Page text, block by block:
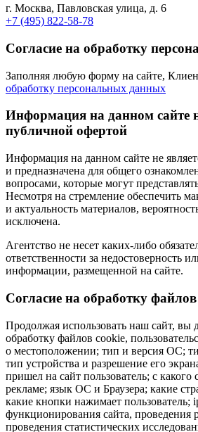
г. Москва, Павловская улица, д. 6
+7 (495) 822-58-78
Согласие на обработку
Заполняя любую форму на сайте,
обработку персональных данных
Информация на данном сайте
публичной офертой
Информация на данном сайте не
и предназначена для общего
вопросами, которые могут
Несмотря на стремление обеспечить
и актуальность материалов,
исключена.
Агентство не несет каких-либо
ответственности за недостоверность
информации, размещенной на сайте.
Cогласие на обработку
Продолжая использовать наш сайт, вы
обработку файлов cookie,
о местоположении; тип и версия ОС;
тип устройства и разрешение его
пришел на сайт пользователь; с какого
рекламе; язык ОС и Браузера; какие
какие кнопки нажимает пользователь;
функционирования сайта, проведения
проведения статистических